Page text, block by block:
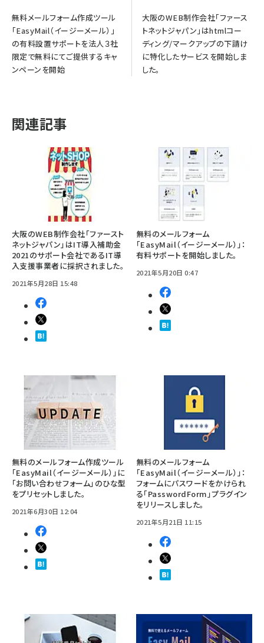
無料メールフォーム作成ツール
「EasyMail（イージーメール）」
の有料設置サポートを法人３社
限定で無料にてご提供するキャ
ンペーンを開始
大阪のWEB制作会社「ファース
トネットジャパン」はhtmlコー
ディング/マークアップの下請け
に特化したサービスを開始しま
した。
関連記事
大阪のWEB制作会社「ファースト
ネットジャパン」はIT導入補助金
2021のサポート会社であるIT導
入支援事業者に採択されました。
2021年5月28日 15:48
無料のメールフォーム
「EasyMail（イージーメール）」：
有料サポートを開始しました。
2021年5月20日 0:47
無料のメールフォーム作成ツール
「EasyMail（イージーメール）」に
「お問い合わせフォーム」のひな型
をプリセットしました。
2021年6月30日 12:04
無料のメールフォーム
「EasyMail（イージーメール）」：
フォームにパスワードをかけられ
る「PasswordForm」プラグイン
をリリースしました。
2021年5月21日 11:15